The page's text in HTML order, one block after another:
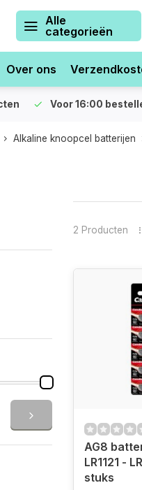
Alle
categorieën
Over ons
Voor 16:00
Alkaline knoopcel batterijen
2 Producten
AG8
LR1121 -
stuks